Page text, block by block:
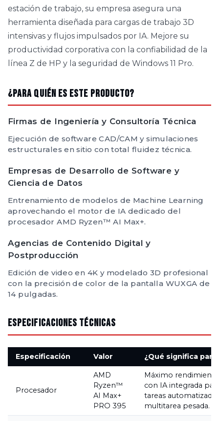
estación de trabajo, su empresa asegura una
herramienta diseñada para cargas de trabajo 3D
intensivas y flujos impulsados por IA. Mejore su
productividad corporativa con la confiabilidad de la
línea Z de HP y la seguridad de Windows 11 Pro.
¿Para quién es este producto?
Firmas de Ingeniería y Consultoría Técnica
Ejecución de software CAD/CAM y simulaciones
estructurales en sitio con total fluidez técnica.
Empresas de Desarrollo de Software y
Ciencia de Datos
Entrenamiento de modelos de Machine Learning
aprovechando el motor de IA dedicado del
procesador AMD Ryzen™ AI Max+.
Agencias de Contenido Digital y
Postproducción
Edición de video en 4K y modelado 3D profesional
con la precisión de color de la pantalla WUXGA de
14 pulgadas.
Especificaciones Técnicas
Especificación Valor ¿Qué significa para
Procesador
AMD
Ryzen™
AI Max+
PRO 395
Máximo rendimiento
con IA integrada
tareas
multitarea pesada.